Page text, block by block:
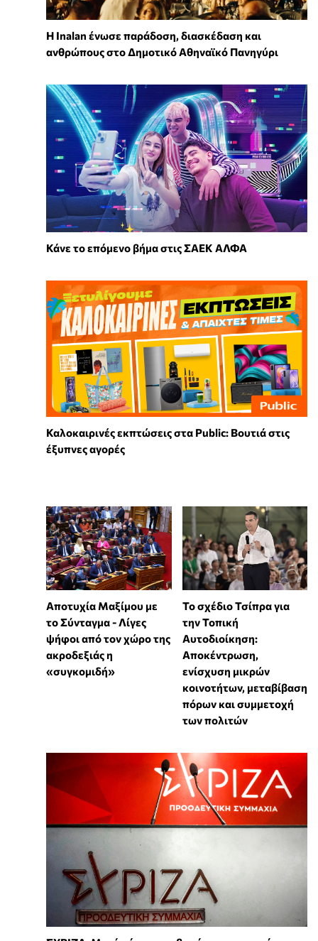
Η Inalan ένωσε παράδοση, διασκέδαση και
ανθρώπους στο Δημοτικό Αθηναϊκό Πανηγύρι
Κάνε το επόμενο βήμα στις ΣΑΕΚ ΑΛΦΑ
Καλοκαιρινές εκπτώσεις στα Public: Βουτιά στις
έξυπνες αγορές
Αποτυχία Μαξίμου με
το Σύνταγμα - Λίγες
ψήφοι από τον χώρο της
ακροδεξιάς η
«συγκομιδή»
Το σχέδιο Τσίπρα για
την Τοπική
Αυτοδιοίκηση:
Αποκέντρωση,
ενίσχυση μικρών
κοινοτήτων, μεταβίβαση
πόρων και συμμετοχή
των πολιτών